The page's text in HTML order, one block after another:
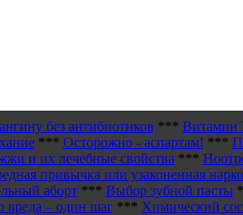
без антибиотиков *** Витамин
*** Осторожно - аспартам! ***
и их лечебные свойства ***
привычка или узаконенная
аборт*** Выбор зубной пасты
вреда – один шаг*** Химический